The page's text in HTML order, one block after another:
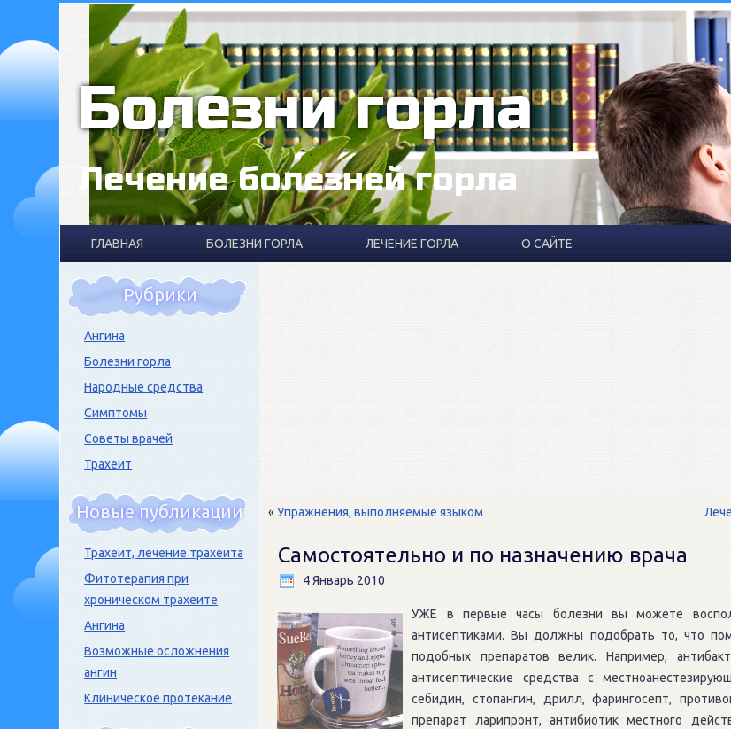
Болезни горла
Лечение болезней горла
ГЛАВНАЯ БОЛЕЗНИ ГОРЛА ЛЕЧЕНИЕ ГОРЛА О САЙТЕ
Рубрики
Ангина
Болезни горла
Народные средства
Симптомы
Советы врачей
Трахеит
Новые публикации
Трахеит, лечение трахеита
Фитотерапия при
хроническом трахеите
Ангина
Возможные осложнения
ангин
Клиническое протекание
«Упражнения, выполняемые языком
Самостоятельно и по назначению врача
4 Январь 2010
УЖЕ в первые часы болезни вы можете
антисептиками. Вы должны подобрать то, что
подобных препаратов велик. Например,
антисептические средства с
себидин, стопангин, дрилл, фарингосепт,
препарат ларипронт, антибиотик местного